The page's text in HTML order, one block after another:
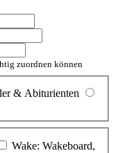
zuordnen können
& Abiturienten
Wake: Wakeboard,